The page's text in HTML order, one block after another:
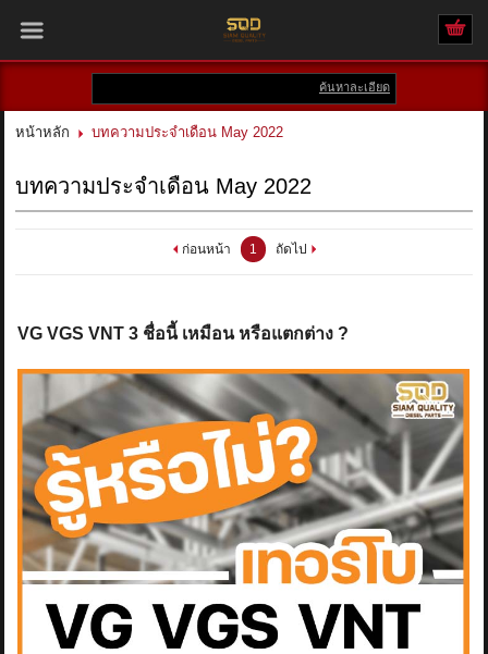
หน้าหลัก
แบรนด์
บัญชีผู้ใช้
ติดต่อเรา
ข่าวสาร
รีวิวลูกค้า
รีวิวลูกค้า2
ค้นหาละเอียด
หน้าหลัก บทความประจำเดือน May 2022
บทความประจำเดือน May 2022
ก่อนหน้า 1 ถัดไป
VG VGS VNT 3 ชื่อนี้ เหมือน หรือแตกต่าง ?